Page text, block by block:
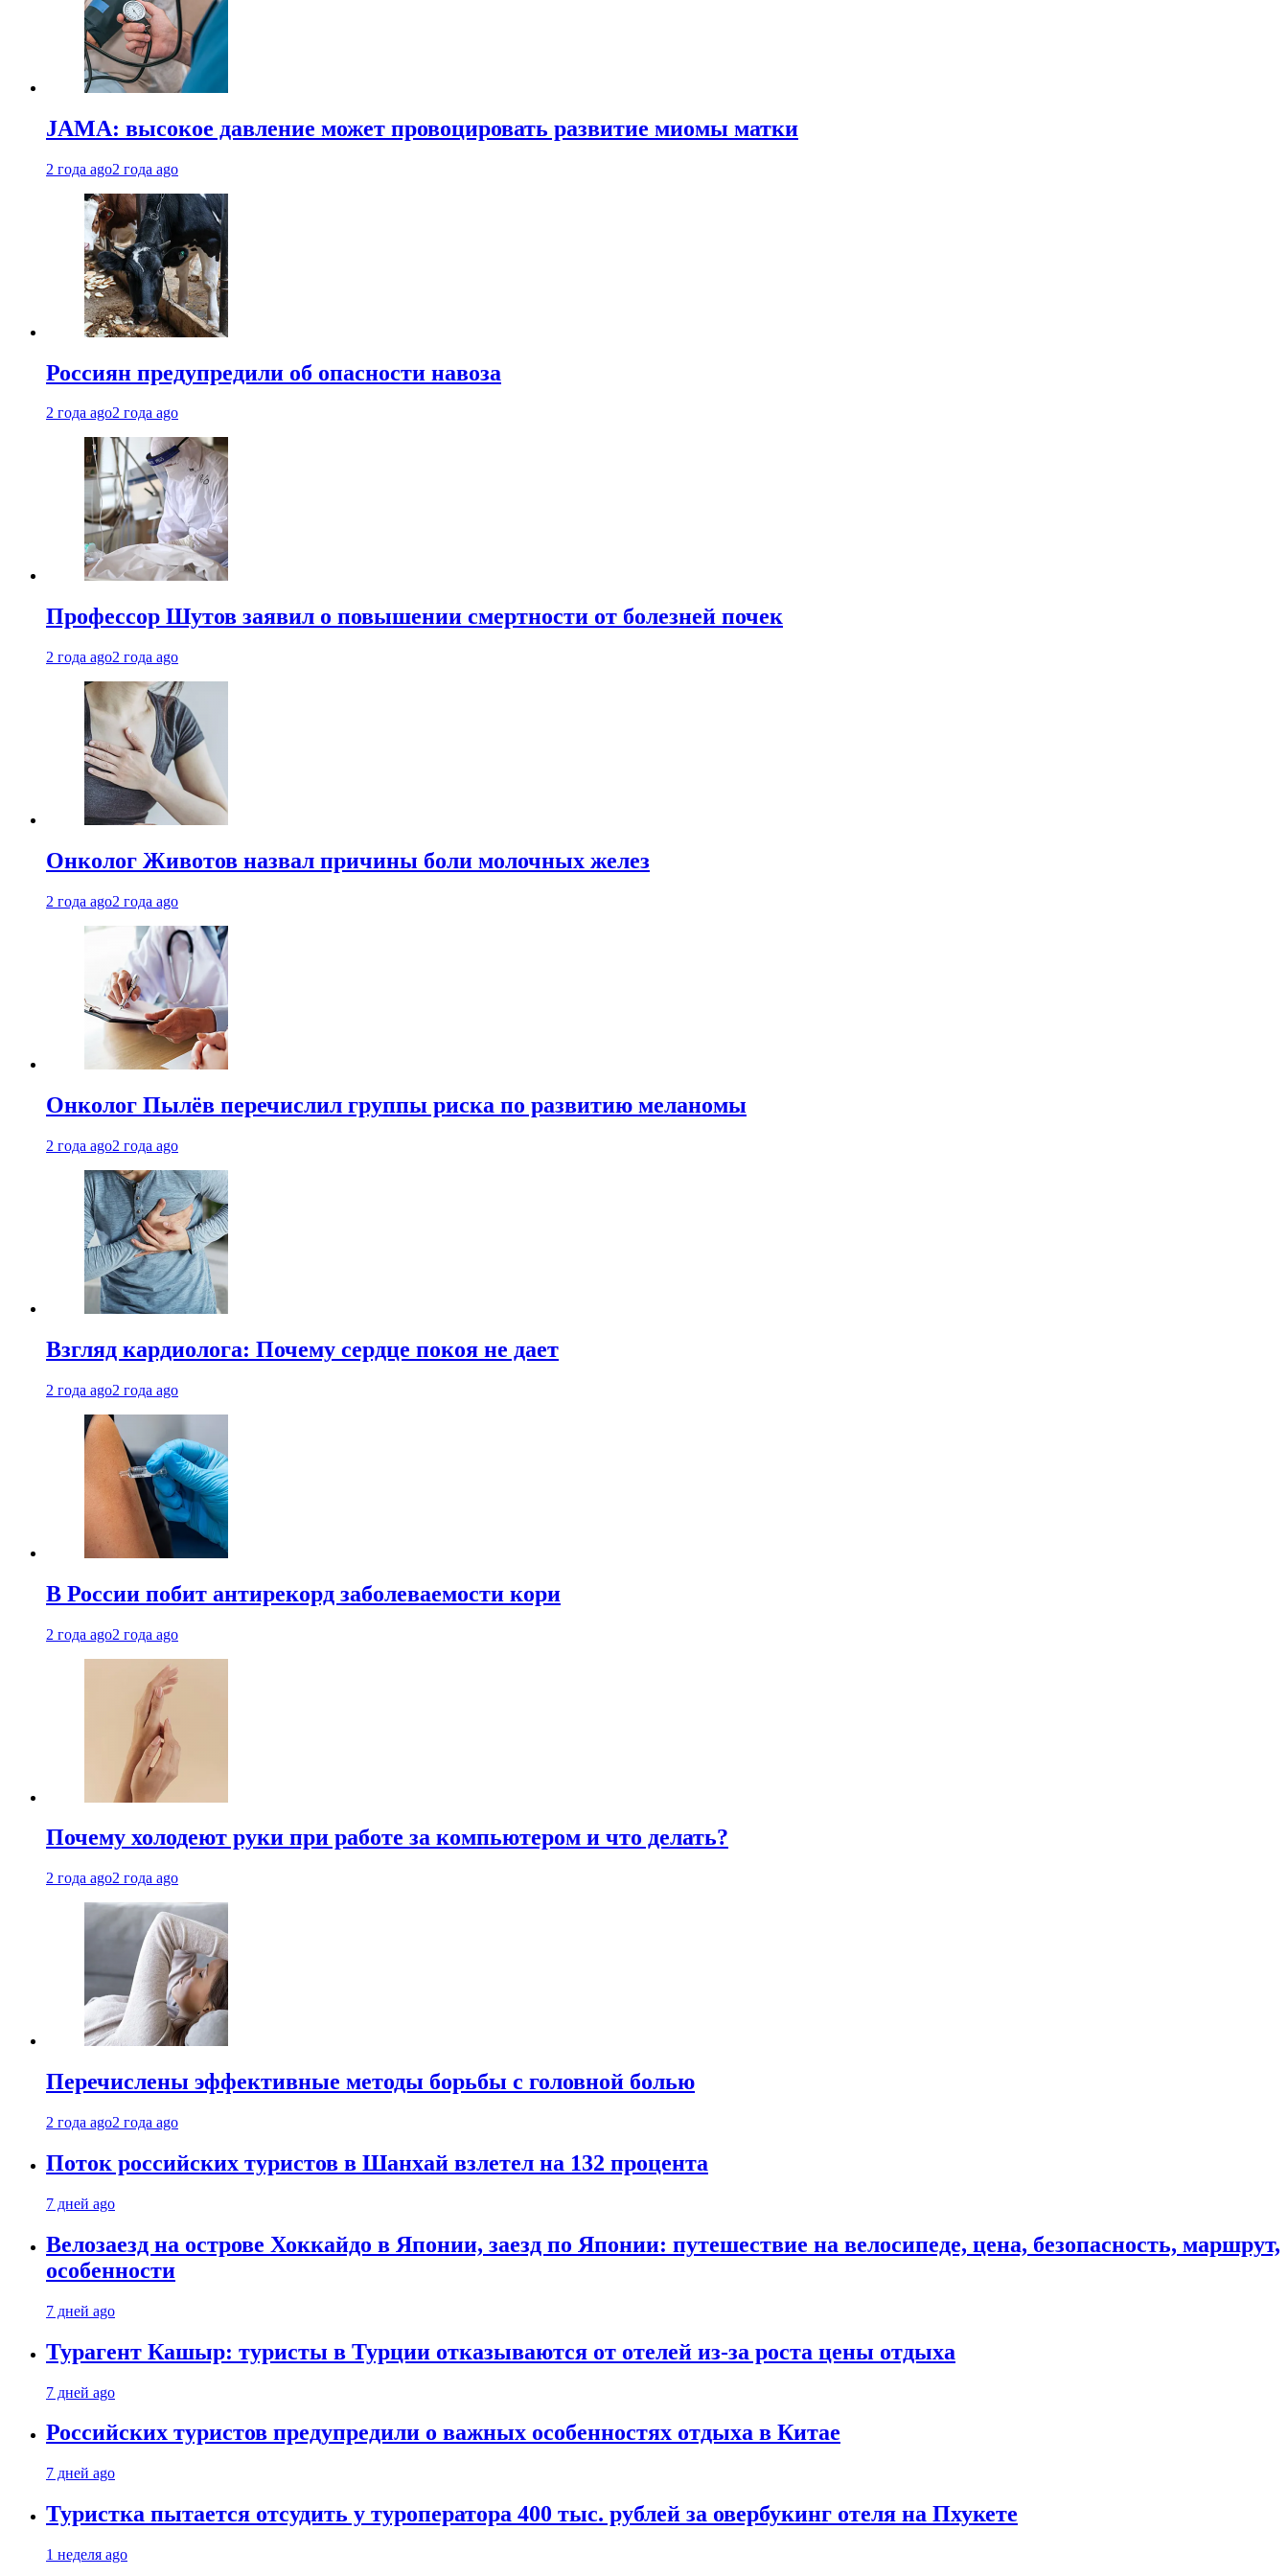
JAMA: высокое давление может провоцировать развитие миомы матки
2 года ago2 года ago
Россиян предупредили об опасности навоза
2 года ago2 года ago
Профессор Шутов заявил о повышении смертности от болезней почек
2 года ago2 года ago
Онколог Животов назвал причины боли молочных желез
2 года ago2 года ago
Онколог Пылёв перечислил группы риска по развитию меланомы
2 года ago2 года ago
Взгляд кардиолога: Почему сердце покоя не дает
2 года ago2 года ago
В России побит антирекорд заболеваемости кори
2 года ago2 года ago
Почему холодеют руки при работе за компьютером и что делать?
2 года ago2 года ago
Перечислены эффективные методы борьбы с головной болью
2 года ago2 года ago
Поток российских туристов в Шанхай взлетел на 132 процента
7 дней ago
Велозаезд на острове Хоккайдо в Японии, заезд по Японии: путешествие на велосипеде, цена, безопасность, маршрут,
особенности
7 дней ago
Турагент Кашыр: туристы в Турции отказываются от отелей из-за роста цены отдыха
7 дней ago
Российских туристов предупредили о важных особенностях отдыха в Китае
7 дней ago
Туристка пытается отсудить у туроператора 400 тыс. рублей за овербукинг отеля на Пхукете
1 неделя ago